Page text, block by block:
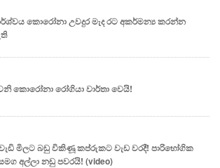
කොරෝනා උවදුර මැද රට අකර්මන්‍ය කරන්න
කොරෝනා රෝගියා වාර්තා වෙයි!
මිලට බඩු විකිණූ කප්රුකට වැඩ වරදී! පාරිභෝගික
අල්ලා නඩු පවරයි! (video)